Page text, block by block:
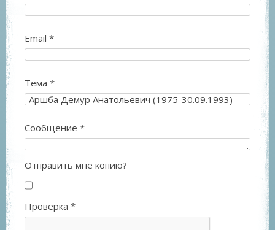
Email *
Тема *
Сообщение *
Отправить мне копию?
Проверка *